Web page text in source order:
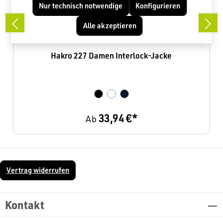
Hakro 227 Damen Interlock-Jacke
Ab 33,94 €*
Vertrag widerrufen
Kontakt
Nur technisch notwendige Konfigurieren
Alle akzeptieren